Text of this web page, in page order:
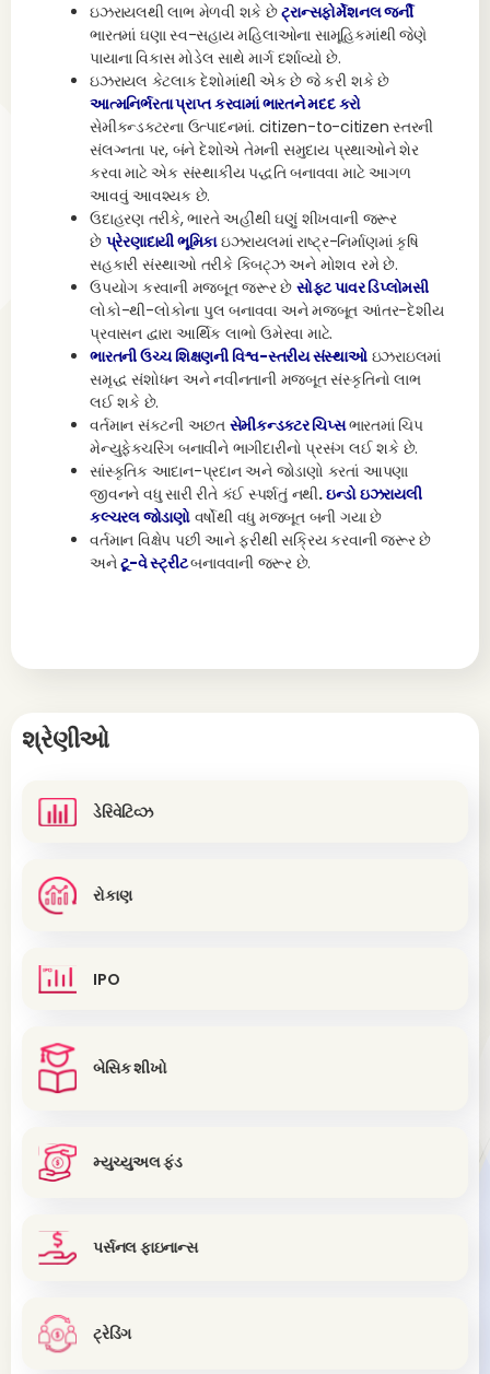
ઇઝરાયલથી લાભ મેળવી શકે છેટ્રાન્સફોર્મેશનલ જર્ની
ભારતમાં ઘણા સ્વ-સહાય મહિલાઓના સામૂહિકમાંથી જેણે
પાયાના વિકાસ મોડેલ સાથે માર્ગ દર્શાવ્યો છે.
ઇઝરાયલ કેટલાક દેશોમાંથી એક છે જે કરી શકે છે
આત્મનિર્ભરતા પ્રાપ્ત કરવામાં ભારતને મદદ કરો
સેમીકન્ડક્ટરના ઉત્પાદનમાં. citizen-to-citizen સ્તરની
સંલગ્નતા પર, બંને દેશોએ તેમની સમુદાય પ્રથાઓને શેર
કરવા માટે એક સંસ્થાકીય પદ્ધતિ બનાવવા માટે આગળ
આવવું આવશ્યક છે.
ઉદાહરણ તરીકે, ભારતે અહીંથી ઘણું શીખવાની જરૂર
છે પ્રેરણાદાયી ભૂમિકાઇઝરાયલમાં રાષ્ટ્ર-નિર્માણમાં કૃષિ
સહકારી સંસ્થાઓ તરીકે કિબટ્ઝ અને મોશવ રમે છે.
ઉપયોગ કરવાની મજબૂત જરૂર છે સોફ્ટ પાવર ડિપ્લોમસી
લોકો-થી-લોકોના પુલ બનાવવા અને મજબૂત આંતર-દેશીય
પ્રવાસન દ્વારા આર્થિક લાભો ઉમેરવા માટે.
ભારતની ઉચ્ચ શિક્ષણની વિશ્વ-સ્તરીય સંસ્થાઓઇઝરાઇલમાં
સમૃદ્ધ સંશોધન અને નવીનતાની મજબૂત સંસ્કૃતિનો લાભ
લઈ શકે છે.
વર્તમાન સંકટની અછત સેમીકન્ડક્ટર ચિપ્સભારતમાં ચિપ
મેન્યુફેક્ચરિંગ બનાવીને ભાગીદારીનો પ્રસંગ લઈ શકે છે.
સાંસ્કૃતિક આદાન-પ્રદાન અને જોડાણો કરતાં આપણા
જીવનને વધુ સારી રીતે કંઈ સ્પર્શતું નથી.ઇન્ડો ઇઝરાયલી
કલ્ચરલજોડાણોવર્ષોથી વધુ મજબૂત બની ગયા છે
વર્તમાન વિક્ષેપ પછી આને ફરીથી સક્રિય કરવાની જરૂર છે
અનેટૂ-વે સ્ટ્રીટબનાવવાની જરૂર છે.
શ્રેણીઓ
ડેરિવેટિવ્ઝ
રોકાણ
IPO
બેસિક શીખો
મ્યુચ્યુઅલ ફંડ
પર્સનલ ફાઇનાન્સ
ટ્રેડિંગ